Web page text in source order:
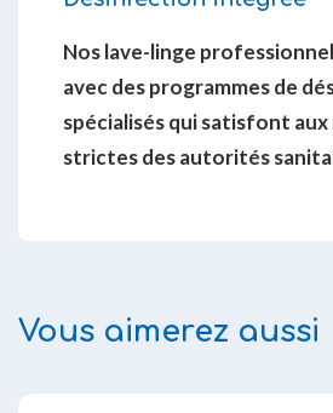
Nos lave-linge
avec des programmes de
spécialisés qui satisfont
strictes des autorités
Vous aimerez aussi